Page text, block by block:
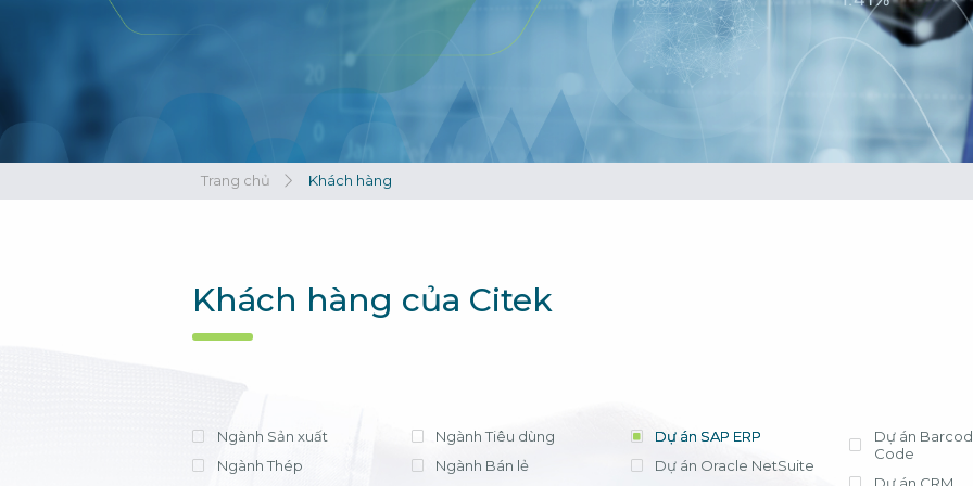
tháng, chi phí
phí license
ứng dụng
cần lựa chọn
triển khai có
Xem chi tiết
Bà Nguyễn
Trưởng Phòng
- Công ty
Trang chủ Khách hàng
Khách hàng của Citek
Ngành Sản xuất
Ngành Thép
Ngành Tiêu dùng
Ngành Bán lẻ
Dự án SAP ERP
Dự án Oracle NetSuite
Dự án
Code